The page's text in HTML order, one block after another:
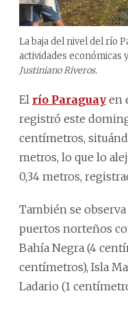
La baja del nivel del río
actividades económicas
Justiniano Riveros.
El río Paraguay en
registró este
centímetros,
metros, lo que lo
0,34 metros,
También se
puertos norteños
Bahía Negra (4
centímetros), Isla
Ladario (1